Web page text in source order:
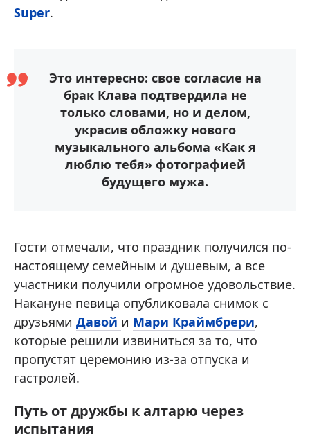
Super.
Это интересно: свое согласие на
брак Клава подтвердила не
только словами, но и делом,
украсив обложку нового
музыкального альбома «Как я
люблю тебя» фотографией
будущего мужа.
Гости отмечали, что праздник получился по-
настоящему семейным и душевым, а все
участники получили огромное удовольствие.
Накануне певица опубликовала снимок с
друзьями Давой и Мари Краймбрери,
которые решили извиниться за то, что
пропустят церемонию из-за отпуска и
гастролей.
Путь от дружбы к алтарю через
испытания